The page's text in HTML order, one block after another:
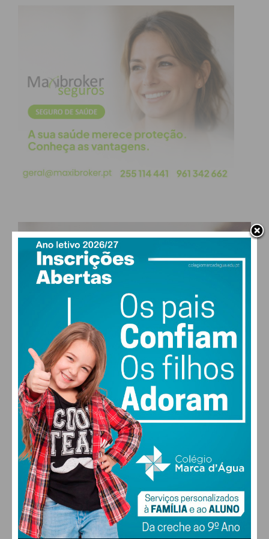
condições
PAÇOS DE FERREIRA
19°
clear sky
MAX 19 • MIN 19
30°
QUI
30
SEX
29 °
SÁB
28 °
DOM
FARMACIAS DE SERVIÇO EM PAÇOS DE
FERREIRA